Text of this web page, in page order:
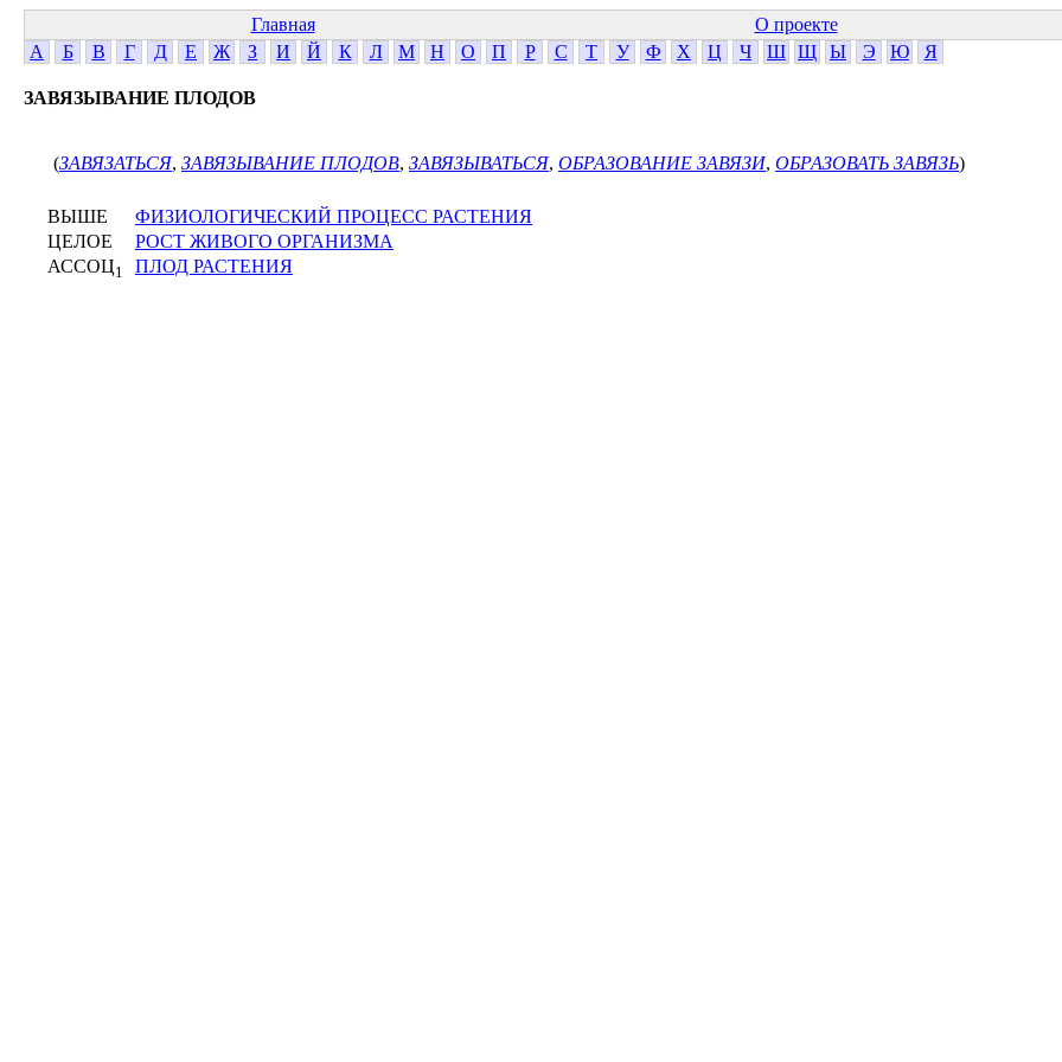
Главная О проекте
А
Б В Г Д Е Ж З И Й К Л М Н О П Р С Т У Ф Х Ц Ч Ш Щ Ы Э Ю Я
ЗАВЯЗЫВАНИЕ ПЛОДОВ
(ЗАВЯЗАТЬСЯ, ЗАВЯЗЫВАНИЕ ПЛОДОВ, ЗАВЯЗЫВАТЬСЯ, ОБРАЗОВАНИЕ ЗАВЯЗИ, ОБРАЗОВАТЬ ЗАВЯЗЬ)
ВЫШЕ
ФИЗИОЛОГИЧЕСКИЙ ПРОЦЕСС РАСТЕНИЯ
ЦЕЛОЕ
РОСТ ЖИВОГО ОРГАНИЗМА
АССОЦ1 ПЛОД РАСТЕНИЯ